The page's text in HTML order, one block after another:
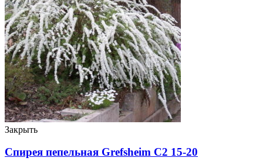
Закрыть
Спирея пепельная Grefsheim C2 15-20